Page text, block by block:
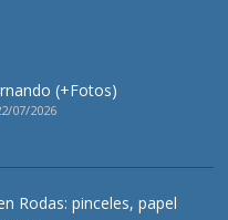
(+Fotos)
07/2026
Rodas: pinceles, papel